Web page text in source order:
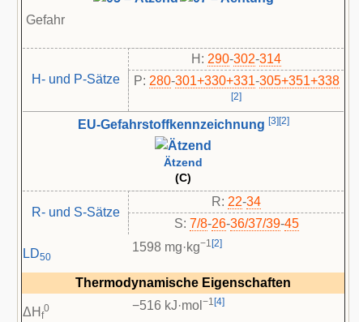
Gefahr
H- und P-Sätze
H: 290-302-314
P: 280-​301+330+331-​305+351+338
[2]
EU-Gefahrstoffkennzeichnung [3] [2]
Ätzend
(C)
R- und S-Sätze
R: 22-34
S: 7/8-26-36/37/39-45
LD50
1598 mg·kg−1 [2]
Thermodynamische Eigenschaften
ΔH f
0 −516 kJ·mol −1 [4]